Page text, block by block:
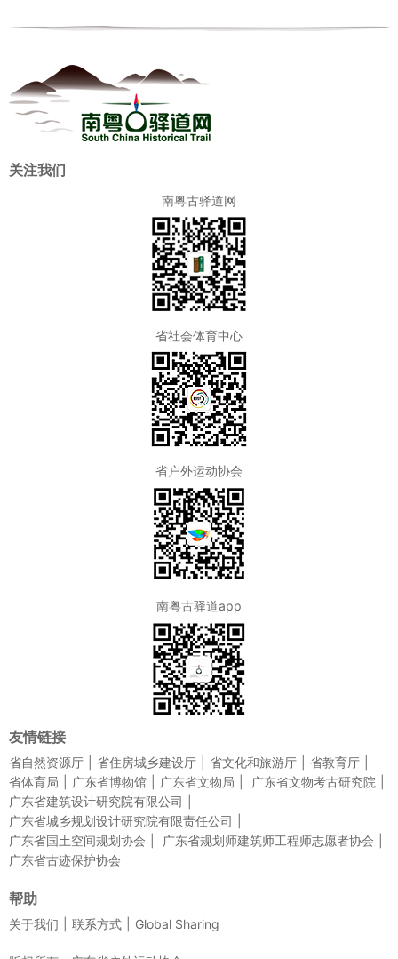
关注我们
南粤古驿道网
省社会体育中心
省户外运动协会
南粤古驿道app
友情链接
省自然资源厅 省住房城乡建设厅 省文化和旅游厅
省教育厅
省体育局
广东省博物馆 广东省文物局
广东省文物考古研究院
广东省建筑设计研究院有限公司
广东省城乡规划设计研究院有限责任公司
广东省国土空间规划协会
广东省规划师建筑师工程师志愿者协会
广东省古迹保护协会
帮助
关于我们 联系方式 Global Sharing